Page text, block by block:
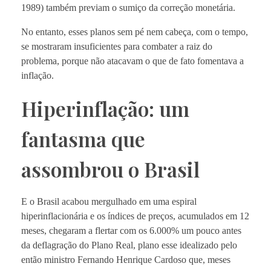
1989) também previam o sumiço da correção monetária.
No entanto, esses planos sem pé nem cabeça, com o tempo,
se mostraram insuficientes para combater a raiz do
problema, porque não atacavam o que de fato fomentava a
inflação.
Hiperinflação: um
fantasma que
assombrou o Brasil
E o Brasil acabou mergulhado em uma espiral
hiperinflacionária e os índices de preços, acumulados em 12
meses, chegaram a flertar com os 6.000% um pouco antes
da deflagração do Plano Real, plano esse idealizado pelo
então ministro Fernando Henrique Cardoso que, meses